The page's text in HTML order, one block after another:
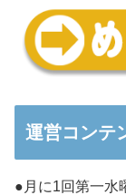
運営コンテ
●月に1回第一水